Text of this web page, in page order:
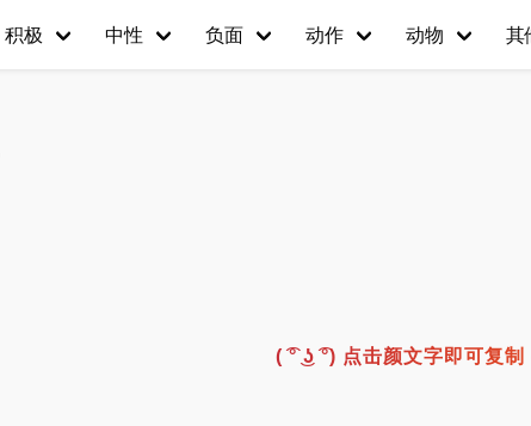
积极 中性 负面 动作 动物 其
( ͡° ͜ʖ ͡°) 点击颜文字即可复